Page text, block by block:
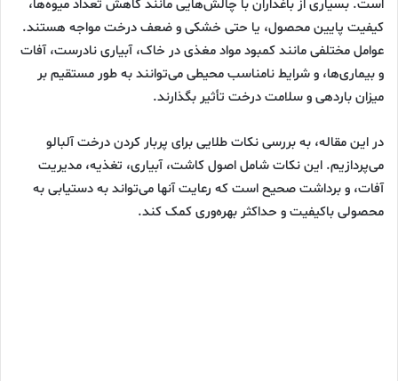
است. بسیاری از باغداران با چالش‌هایی مانند کاهش تعداد میوه‌ها،
کیفیت پایین محصول، یا حتی خشکی و ضعف درخت مواجه هستند.
عوامل مختلفی مانند کمبود مواد مغذی در خاک، آبیاری نادرست، آفات
و بیماری‌ها، و شرایط نامناسب محیطی می‌توانند به طور مستقیم بر
میزان باردهی و سلامت درخت تأثیر بگذارند.
در این مقاله، به بررسی نکات طلایی برای پربار کردن درخت آلبالو
می‌پردازیم. این نکات شامل اصول کاشت، آبیاری، تغذیه، مدیریت
آفات، و برداشت صحیح است که رعایت آنها می‌تواند به دستیابی به
محصولی باکیفیت و حداکثر بهره‌وری کمک کند.